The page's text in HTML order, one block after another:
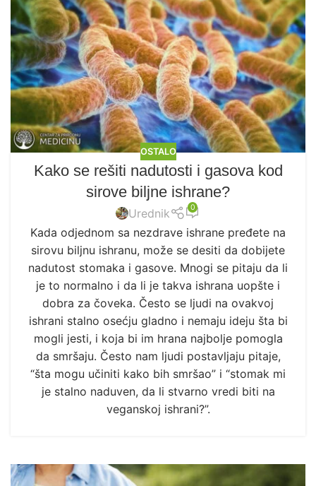
OSTALO
Kako se rešiti nadutosti i gasova kod
sirove biljne ishrane?
Urednik 0
Kada odjednom sa nezdrave ishrane pređete na
sirovu biljnu ishranu, može se desiti da dobijete
nadutost stomaka i gasove. Mnogi se pitaju da li
je to normalno i da li je takva ishrana uopšte i
dobra za čoveka. Često se ljudi na ovakvoj
ishrani stalno osećju gladno i nemaju ideju šta bi
mogli jesti, i koja bi im hrana najbolje pomogla
da smršaju. Često nam ljudi postavljaju pitaje,
“šta mogu učiniti kako bih smršao” i “stomak mi
je stalno naduven, da li stvarno vredi biti na
veganskoj ishrani?”.